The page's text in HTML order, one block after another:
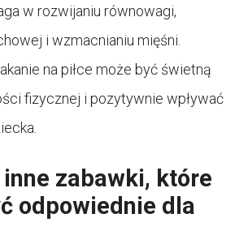
w rozwijaniu równowagi,
i wzmacnianiu mięśni.
na piłce może być świetną
fizycznej i pozytywnie wpływać
zabawki, które
odpowiednie dla